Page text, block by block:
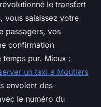
le transfert
vous saisissez votre
passagers, vos
confirmation
temps pur. Mieux :
un taxi à Moutiers
envoient des
le numéro du